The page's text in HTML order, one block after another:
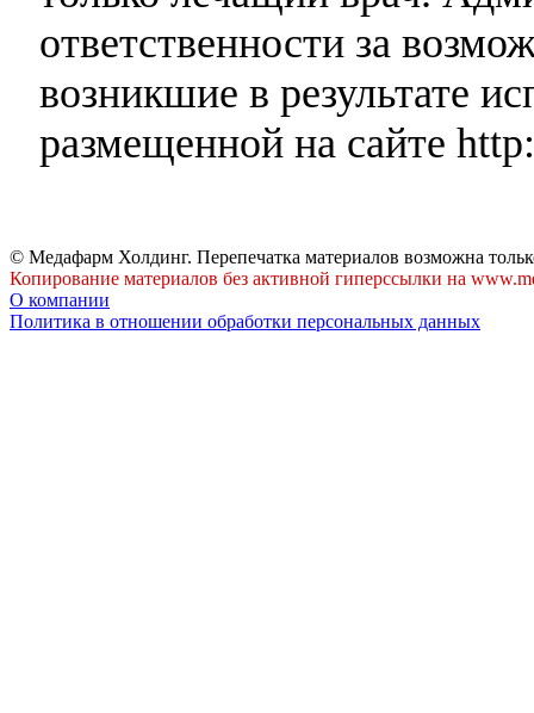
ответственности за
возникшие в результате
размещенной на сайте
© Медафарм Холдинг. Перепечатка материалов возможна
Копирование материалов без активной гиперссылки на
О компании
Политика в отношении обработки персональных данных